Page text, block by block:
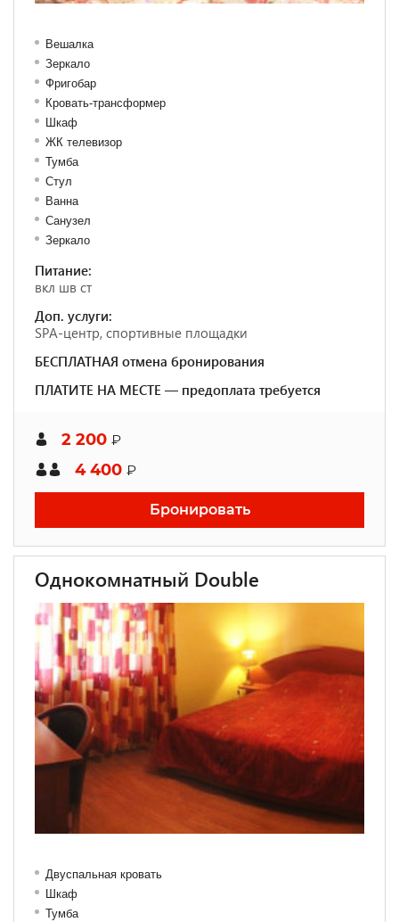
Вешалка
Зеркало
Фригобар
Кровать-трансформер
Шкаф
ЖК телевизор
Тумба
Стул
Ванна
Санузел
Зеркало
Питание:
вкл шв ст
Доп. услуги:
SPA-центр, спортивные площадки
БЕСПЛАТНАЯ отмена бронирования
ПЛАТИТЕ НА МЕСТЕ — предоплата требуется
2 200 ₽
4 400 ₽
Бронировать
Однокомнатный Double
Двуспальная кровать
Шкаф
Тумба